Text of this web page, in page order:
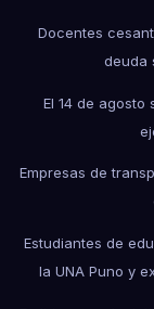
Docentes
deuda
El 14 de
Empresas de
Estudiantes de
la UNA Puno y